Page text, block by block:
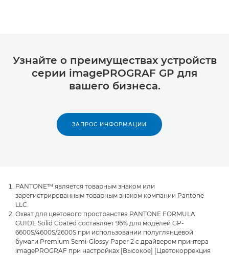
Узнайте о преимуществах устройств
серии imagePROGRAF GP для
вашего бизнеса.
ЗАПРОС ИНФОРМАЦИИ
PANTONE™ является товарным знаком или
зарегистрированным товарным знаком компании Pantone
LLC.
Охват для цветового пространства PANTONE FORMULA
GUIDE Solid Coated составляет 96% для моделей GP-
6600S/4600S/2600S при использовании полуглянцевой
бумаги Premium Semi-Glossy Paper 2 с драйвером принтера
imagePROGRAF при настройках [Высокое] [Цветокоррекция